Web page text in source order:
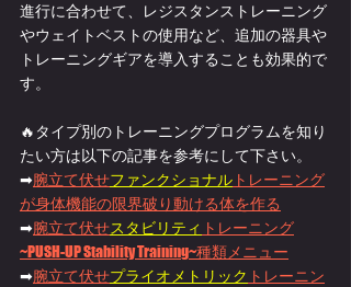
進行に合わせて、レジスタンストレーニング
やウェイトベストの使用など、追加の器具や
トレーニングギアを導入することも効果的で
す。
🔥タイプ別のトレーニングプログラムを知り
たい方は以下の記事を参考にして下さい。
➡腕立て伏せファンクショナル トレーニング
が身体機能の限界破り動ける体を作る
➡腕立て伏せスタビリティ トレーニング
~PUSH-UP Stability Training~種類メニュー
➡腕立て伏せプライオメトリック トレーニン